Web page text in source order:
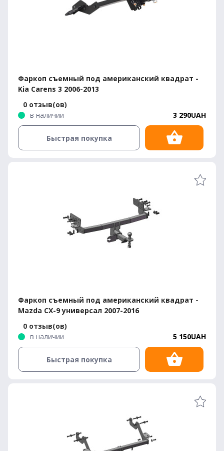
Фаркоп съемный под американский квадрат -
Kia Carens 3 2006-2013
0 отзыв(ов)
в наличии
3 290UAH
Быстрая покупка
Фаркоп съемный под американский квадрат -
Mazda CX-9 универсал 2007-2016
0 отзыв(ов)
в наличии
5 150UAH
Быстрая покупка